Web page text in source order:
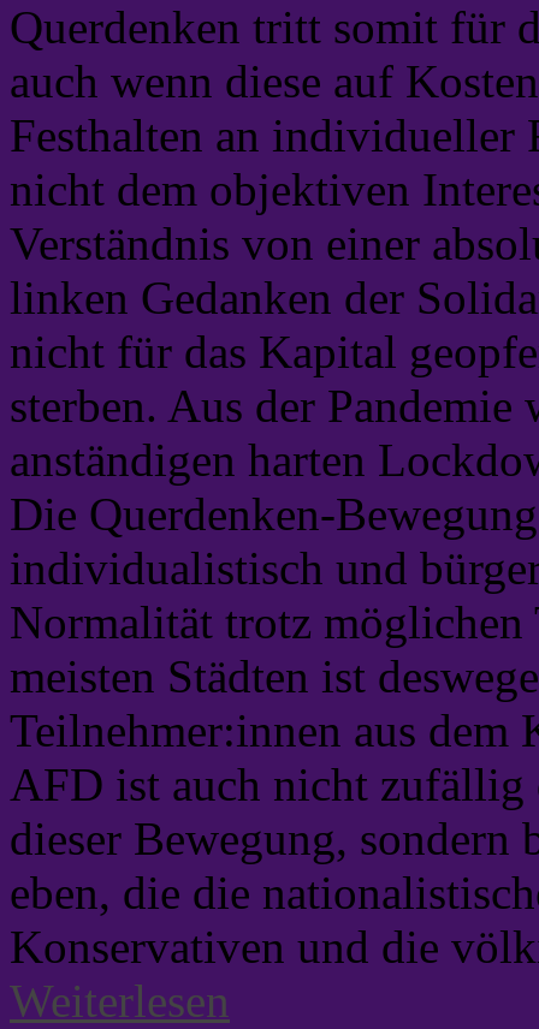
Querdenken tritt somit für
auch wenn diese auf
Festhalten an individueller
nicht dem objektiven
Verständnis von einer
linken Gedanken der
nicht für das Kapital
sterben. Aus der
anständigen harten
Die Querdenken-
individualistisch und
Normalität trotz möglichen
meisten Städten ist
Teilnehmer:innen aus
AFD ist auch nicht zufällig
dieser Bewegung,
eben, die die
Konservativen und die
Weiterlesen